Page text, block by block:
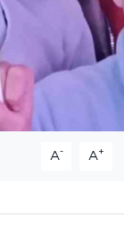
A- A+